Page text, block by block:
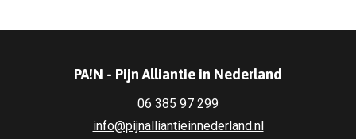
PA!N - Pijn Alliantie in Nederland
06 385 97 299
info@pijnalliantieinnederland.nl